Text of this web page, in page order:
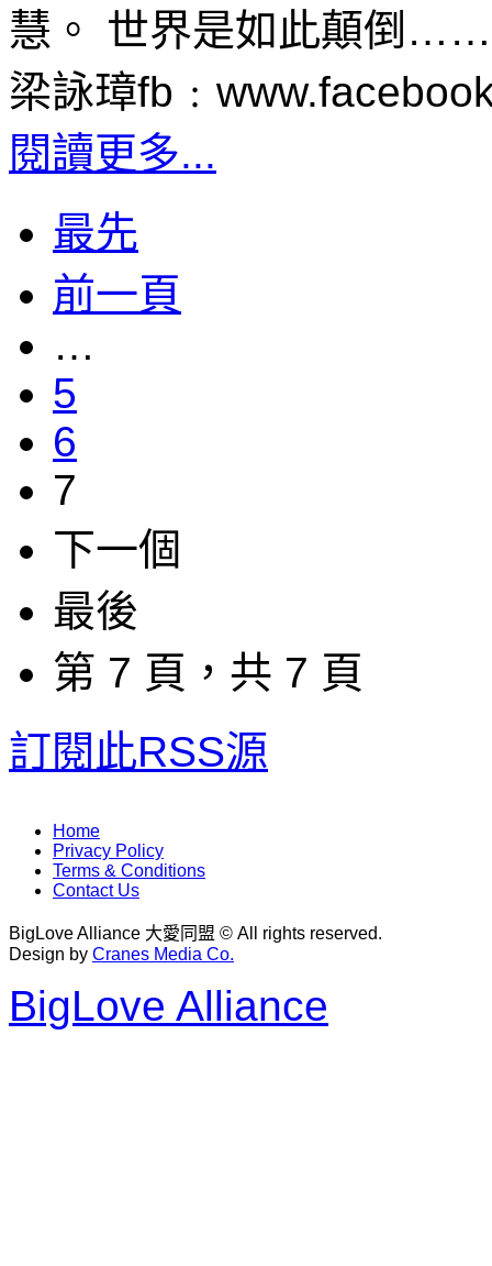
慧。 世界是如此顛倒……
梁詠璋
閱讀更多...
最先
前一頁
…
5
6
7
下一個
最後
第 7 頁，共 7 頁
訂閱此RSS源
Home
Privacy Policy
Terms & Conditions
Contact Us
BigLove Alliance 大愛同盟 © All rights reserved.
Design by Cranes Media Co.
BigLove Alliance